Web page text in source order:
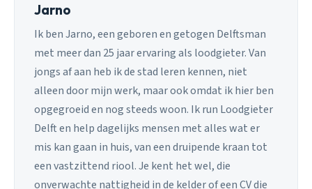
Jarno
Ik ben Jarno, een geboren en getogen Delftsman
met meer dan 25 jaar ervaring als loodgieter. Van
jongs af aan heb ik de stad leren kennen, niet
alleen door mijn werk, maar ook omdat ik hier ben
opgegroeid en nog steeds woon. Ik run Loodgieter
Delft en help dagelijks mensen met alles wat er
mis kan gaan in huis, van een druipende kraan tot
een vastzittend riool. Je kent het wel, die
onverwachte nattigheid in de kelder of een CV die